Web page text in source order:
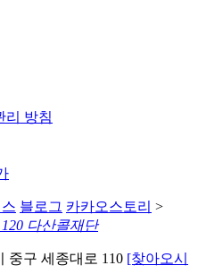
리 방침
블로그 카카오스토리 >
다산콜재단
중구 세종대로 110 [찾아오시